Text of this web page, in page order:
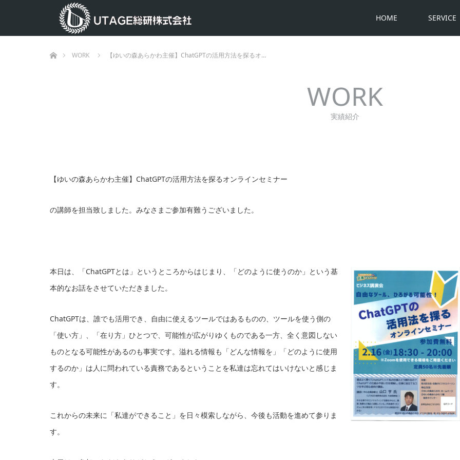
HOME SERVICE
WORK
【ゆいの森あらかわ主催】ChatGPTの活用方法を探るオ…
WORK
実績紹介
【ゆいの森あらかわ主催】ChatGPTの活用方法を探るオンラインセミナー
の講師を担当致しました。みなさまご参加有難うございました。
本日は、「ChatGPTとは」というところからはじまり、「どのように使うのか」という基
本的なお話をさせていただきました。
ChatGPTは、誰でも活用でき、自由に使えるツールではあるものの、ツールを使う側の
「使い方」、「在り方」ひとつで、可能性が広がりゆくものである一方、全く意図しない
ものとなる可能性があるのも事実です。溢れる情報も「どんな情報を」「どのように使用
するのか」は人に問われている責務であるということを私達は忘れてはいけないと感じま
す。
これからの未来に「私達ができること」を日々模索しながら、今後も活動を進めて参りま
す。